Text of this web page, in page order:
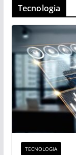
Tecnologia
TECNOLOGIA